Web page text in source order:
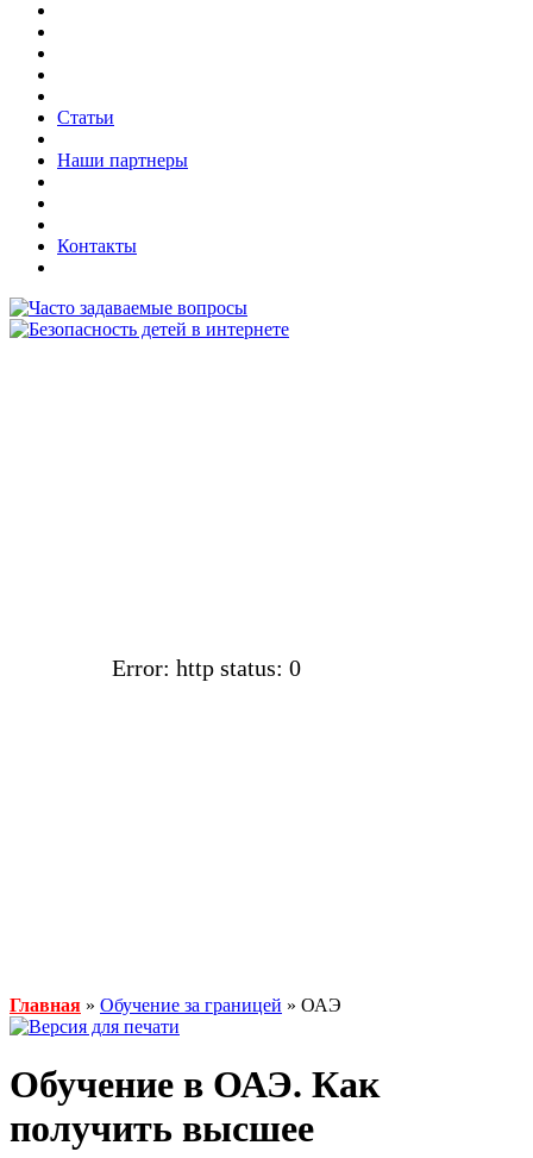
Статьи
Наши партнеры
Контакты
Error: http status: 0
Главная » Обучение за границей » ОАЭ
Обучение в ОАЭ. Как
получить высшее